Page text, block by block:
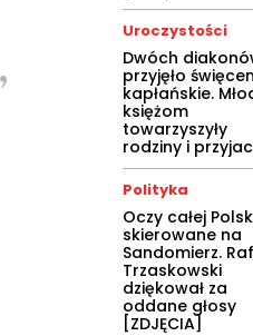
Uroczystości
Dwóch
przyjęło
kapłańskie.
księżom
towarzyszyły
rodziny i
Polityka
Oczy całej
skierowane na
Sandomierz.
Trzaskowski
dziękował za
oddane głosy
[ZDJĘCIA]